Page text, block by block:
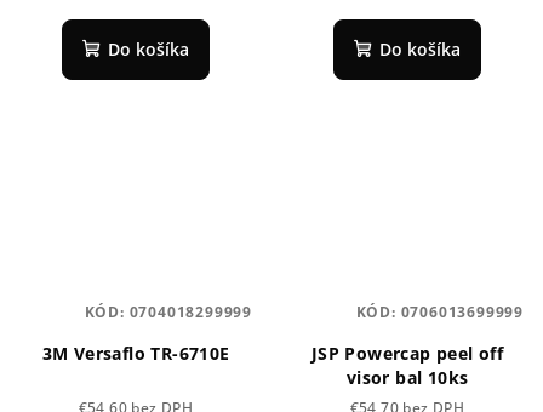
Do košíka Do košíka
3M Versaflo TR-6710E
€54,60 bez DPH
KÓD: 0704018299999
JSP Powercap peel off
visor bal 10ks
€54,70 bez DPH
KÓD: 0706013699999